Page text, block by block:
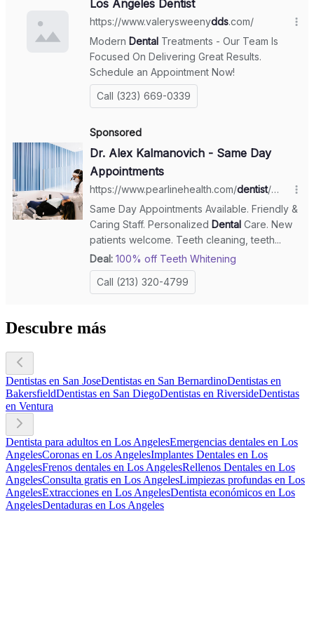
Descubre más
Dentistas en San JoseDentistas en San BernardinoDentistas en
BakersfieldDentistas en San DiegoDentistas en RiversideDentistas
en Ventura
Dentista para adultos en Los AngelesEmergencias dentales en Los
AngelesCoronas en Los AngelesImplantes Dentales en Los
AngelesFrenos dentales en Los AngelesRellenos Dentales en Los
AngelesConsulta gratis en Los AngelesLimpiezas profundas en Los
AngelesExtracciones en Los AngelesDentista económicos en Los
AngelesDentaduras en Los Angeles